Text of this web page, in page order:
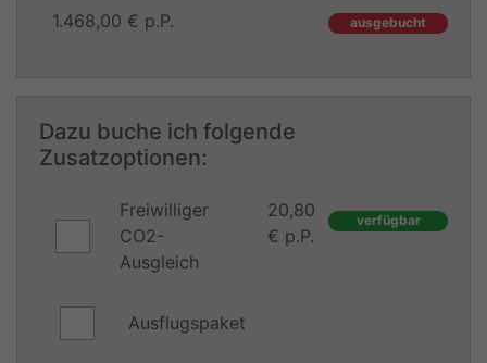
1.468,00 € p.P. ausgebucht
Dazu buche ich folgende
Zusatzoptionen:
Freiwilliger
CO2-
Ausgleich
20,80
€ p.P.
verfügbar
Ausflugspaket